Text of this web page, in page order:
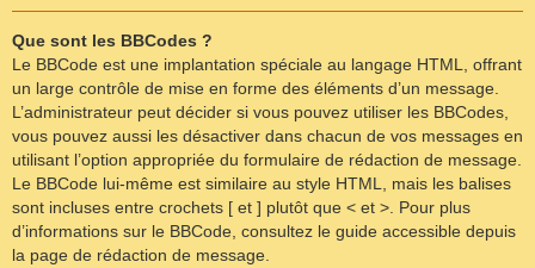
Que sont les BBCodes ?
Le BBCode est une implantation spéciale au langage HTML, offrant
un large contrôle de mise en forme des éléments d’un message.
L’administrateur peut décider si vous pouvez utiliser les BBCodes,
vous pouvez aussi les désactiver dans chacun de vos messages en
utilisant l’option appropriée du formulaire de rédaction de message.
Le BBCode lui-même est similaire au style HTML, mais les balises
sont incluses entre crochets [ et ] plutôt que < et >. Pour plus
d’informations sur le BBCode, consultez le guide accessible depuis
la page de rédaction de message.